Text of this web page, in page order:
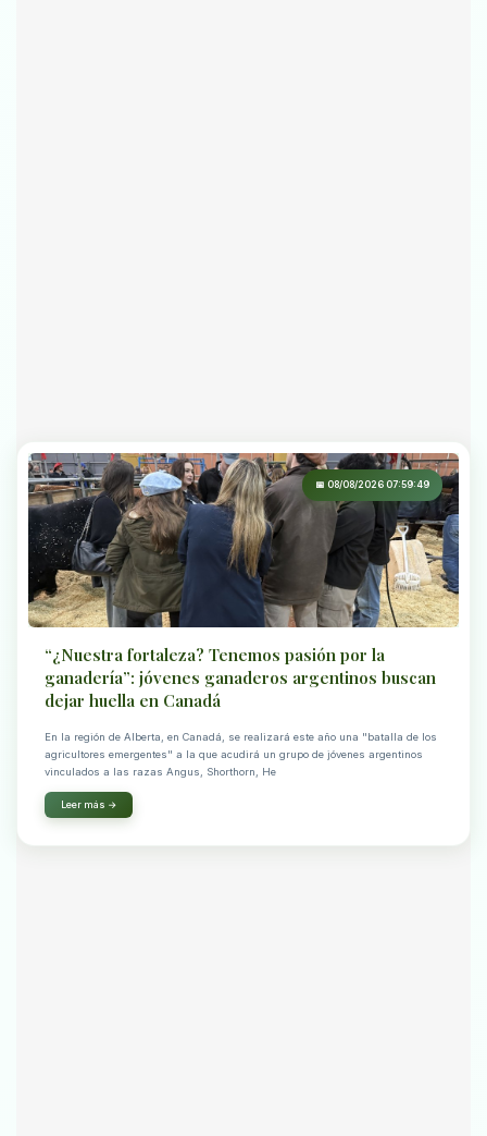
📅 08/08/2026 07:59:49
“¿Nuestra fortaleza? Tenemos pasión por la
ganadería”: jóvenes ganaderos argentinos buscan
dejar huella en Canadá
En la región de Alberta, en Canadá, se realizará este año una "batalla de los
agricultores emergentes" a la que acudirá un grupo de jóvenes argentinos
vinculados a las razas Angus, Shorthorn, He
Leer más →